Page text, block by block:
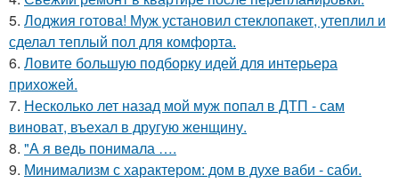
5. Лоджия готова! Муж установил стеклопакет, утеплил и
сделал теплый пол для комфорта.
6. Ловите большую подборку идей для интерьера
прихожей.
7. Несколько лет назад мой муж попал в ДТП - сам
виноват, въехал в другую женщину.
8. "А я ведь понимала ….
9. Минимализм с характером: дом в духе ваби - саби.